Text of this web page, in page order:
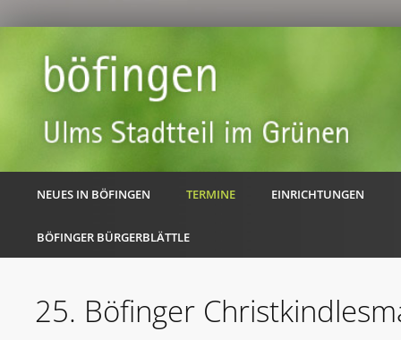
NEUES IN BÖFINGEN TERMINE EINRICHTUNGEN
BÖFINGER BÜRGERBLÄTTLE
25. Böfinger